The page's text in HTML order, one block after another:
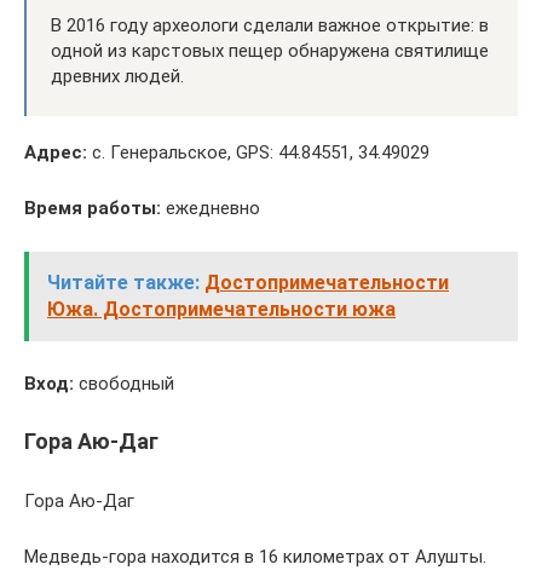
В 2016 году археологи сделали важное открытие: в
одной из карстовых пещер обнаружена святилище
древних людей.
Адрес: с. Генеральское, GPS: 44.84551, 34.49029
Время работы: ежедневно
Читайте также: Достопримечательности
Южа. Достопримечательности южа
Вход: свободный
Гора Аю-Даг
Гора Аю-Даг
Медведь-гора находится в 16 километрах от Алушты.